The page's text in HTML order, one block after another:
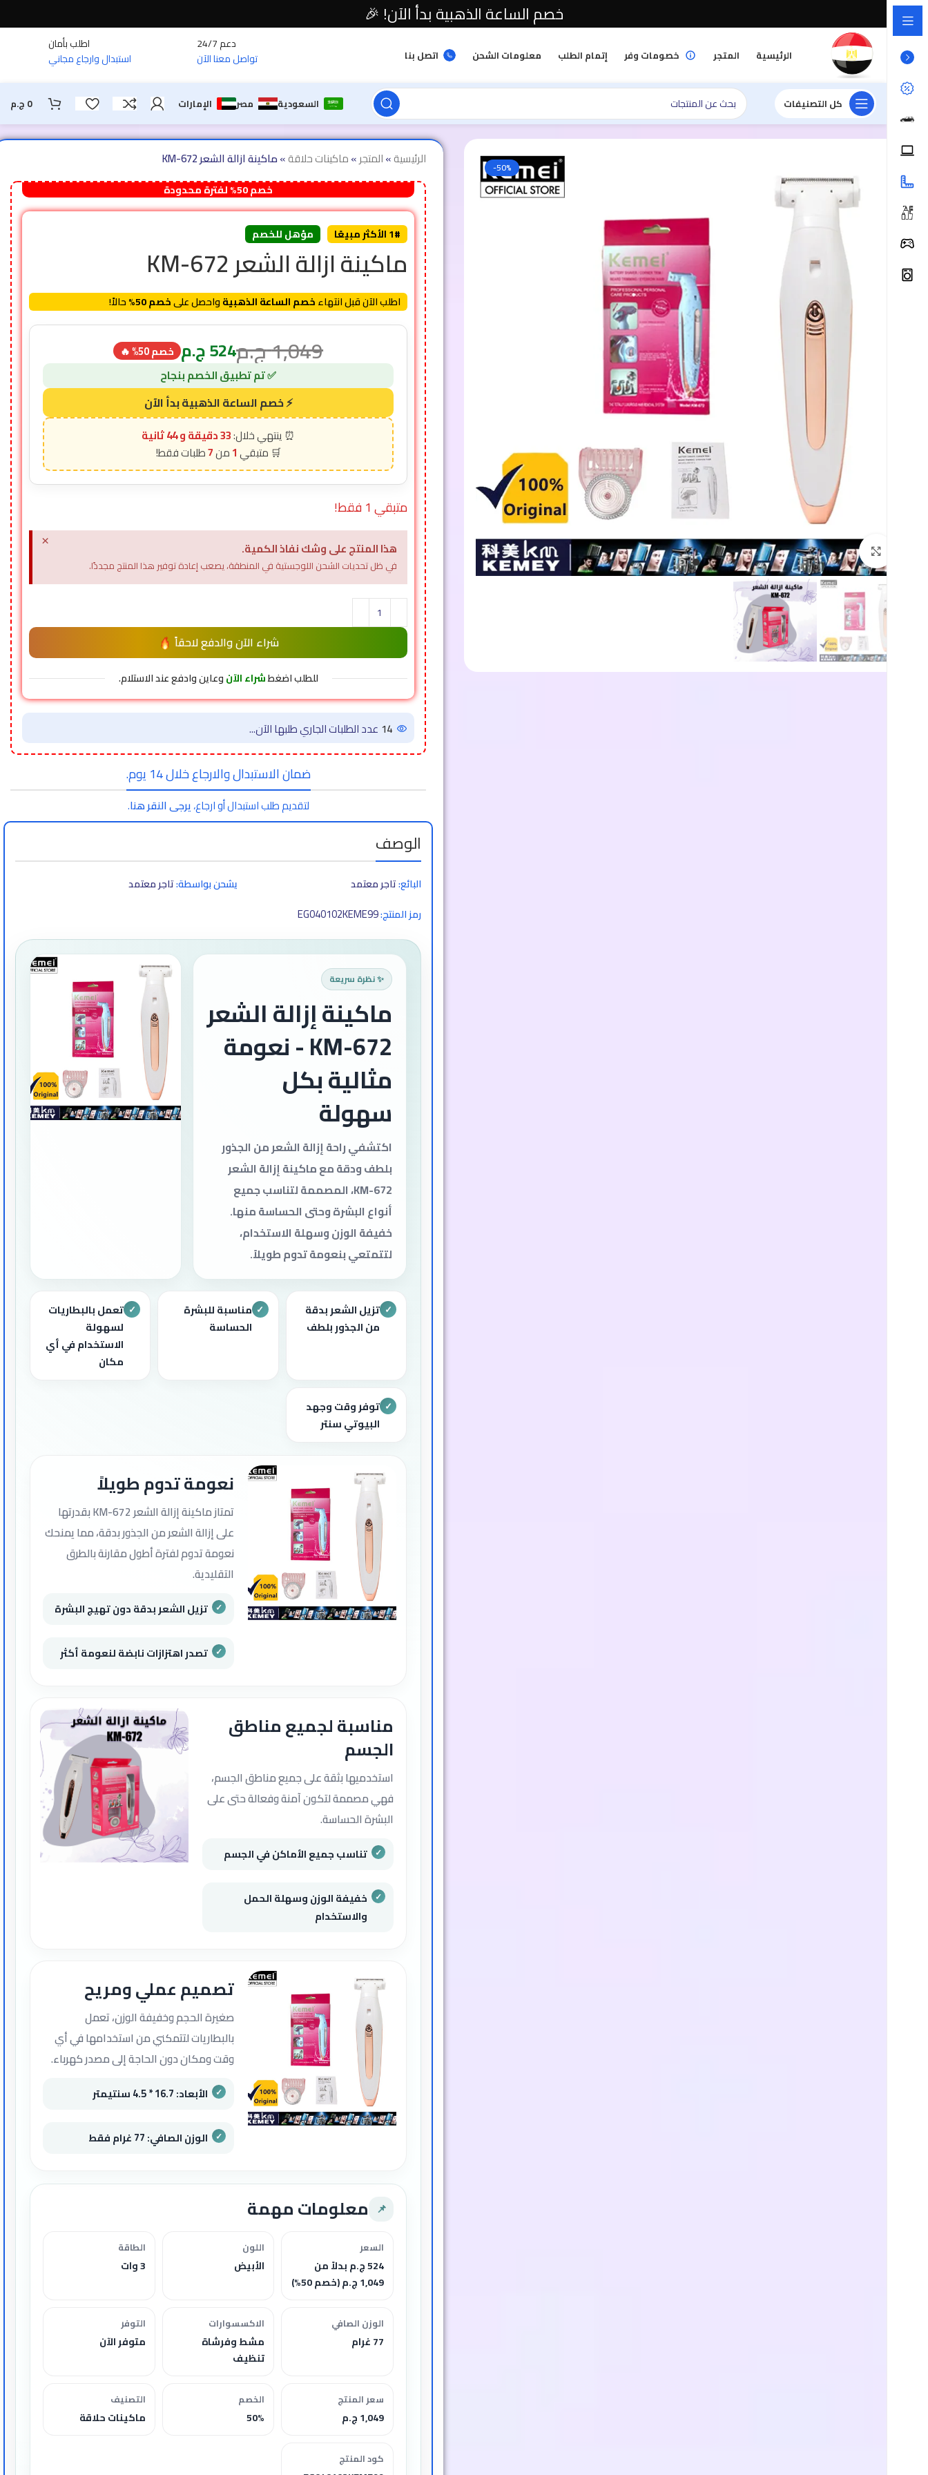
الرئيسية المتجر خصومات وفر إتمام الطلب معلومات الشحن اتصل بنا
دعم 24/7
تواصل معنا الآن
اطلب بأمان
استبدال وارجاع مجاني
كل التصنيفات السعودية مصر الإمارات 0 ج.م
-50%
اضغط للتكبير
الرئيسية»المتجر»ماكينات حلاقة»ماكينة ازالة الشعر KM-672
خصم 50% لفترة محدودة
1# الأكثر مبيعًا مؤهل للخصم
ماكينة ازالة الشعر KM-672
اطلب الآن قبل انتهاءخصم الساعة الذهبيةواحصل علىخصم 50% حالاً!
1,049ج.م524ج.م خصم 50% 🔥
33 دقيقة و 42 ثانية
1
7
متبقي 1 فقط!
هذا المنتج على وشك نفاذ الكمية.
في ظل تحديات الشحن اللوجستية في المنطقة، يصعب إعادة توفير هذا المنتج مجددًا.
×
شراء الآن والدفع لاحقاً
للطلب اضغطشراء الآنوعاين وادفع عند الاستلام.
13 عدد الطلبات الجاري طلبها الآن...
ضمان الاستبدال والارجاع خلال 14 يوم.
لتقديم طلب استبدال أو ارجاع،يرجى النقر هنا.
الوصف
البائع:تاجر معتمد يشحن بواسطة:تاجر معتمد
رمز المنتج:EG040102KEME99
✨ نظرة سريعة
ماكينة إزالة الشعر
KM-672 - نعومة
مثالية بكل
سهولة
اكتشفي راحة إزالة الشعر من الجذور
بلطف ودقة مع ماكينة إزالة الشعر
KM-672، المصممة لتناسب جميع
أنواع البشرة وحتى الحساسة منها.
خفيفة الوزن وسهلة الاستخدام،
لتتمتعي بنعومة تدوم طويلاً.
✓ تزيل الشعر بدقة
من الجذور بلطف
✓ مناسبة للبشرة
الحساسة
✓ تعمل بالبطاريات
لسهولة
الاستخدام في أي
مكان
✓ توفر وقت وجهد
البيوتي سنتر
نعومة تدوم طويلاً
تمتاز ماكينة إزالة الشعر KM-672 بقدرتها
على إزالة الشعر من الجذور بدقة، مما يمنحك
نعومة تدوم لفترة أطول مقارنة بالطرق
التقليدية.
تزيل الشعر بدقة دون تهيج البشرة
تصدر اهتزازات نابضة لنعومة أكثر
مناسبة لجميع مناطق
الجسم
استخدميها بثقة على جميع مناطق الجسم،
فهي مصممة لتكون آمنة وفعالة حتى على
البشرة الحساسة.
تناسب جميع الأماكن في الجسم
خفيفة الوزن وسهلة الحمل
والاستخدام
تصميم عملي ومريح
صغيرة الحجم وخفيفة الوزن، تعمل
بالبطاريات لتتمكني من استخدامها في أي
وقت ومكان دون الحاجة إلى مصدر كهرباء.
الأبعاد: 16.7 * 4.5 سنتيمتر
الوزن الصافي: 77 غرام فقط
📌 معلومات مهمة
السعر
524 ج.م بدلاً من
1,049 ج.م (خصم 50%)
اللون
الأبيض
الطاقة
3 وات
الوزن الصافي
77 غرام
الاكسسوارات
مشط وفرشاة
تنظيف
التوفر
متوفر الآن
سعر المنتج
1,049 ج.م
الخصم
50%
التصنيف
ماكينات حلاقة
كود المنتج
خصم الساعة الذهبية بدأ الآن! 🎉